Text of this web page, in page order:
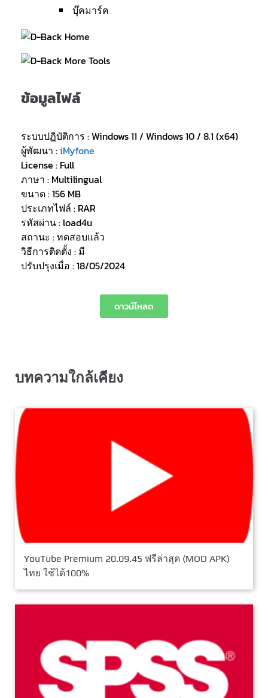
บุ๊คมาร์ค
ข้อมูลไฟล์
ระบบปฏิบัติการ : Windows 11 / Windows 10 / 8.1 (x64)
ผู้พัฒนา :iMyfone
License : Full
ภาษา : Multilingual
ขนาด : 156 MB
ประเภทไฟล์ : RAR
รหัสผ่าน : load4u
สถานะ : ทดสอบแล้ว
วิธีการติดตั้ง : มี
ปรับปรุงเมื่อ : 18/05/2024
ดาวน์โหลด
บทความใกล้เคียง
YouTube Premium 20.09.45 ฟรีล่าสุด (MOD APK)
ไทย ใช้ได้100%